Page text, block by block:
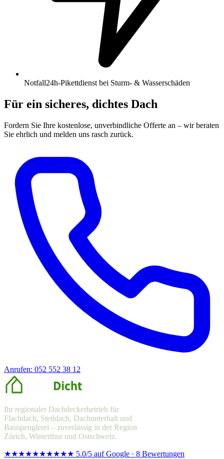
Notfall24h-Pikettdienst bei Sturm- & Wasserschäden
Für ein sicheres, dichtes Dach
Fordern Sie Ihre kostenlose, unverbindliche Offerte an – wir beraten
Sie ehrlich und melden uns rasch zurück.
Anrufen: 052 552 38 12
Ihr regionaler Dachdeckerbetrieb für
Flachdach, Steildach, Dachunterhalt und
Bauspenglerei – zuverlässig in der Region
Zürich, Winterthur und Ostschweiz.
★★★★★★★★★★ 5.0/5 auf Google · 8 Bewertungen